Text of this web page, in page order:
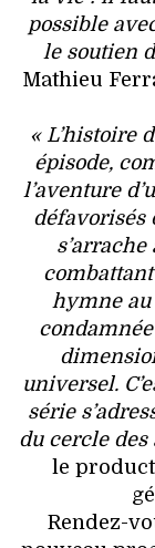
possible
le soutien
Mathieu
« L’histoire
épisode,
l’aventure
défavorisés
hymne
condamnée
universel.
série
du cercle des
le
Rendez-